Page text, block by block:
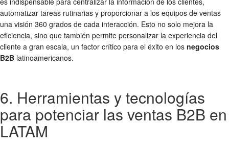
automatizar tareas rutinarias y proporcionar a los equipos de ventas
una visión 360 grados de cada interacción. Esto no solo mejora la
eficiencia, sino que también permite personalizar la experiencia del
cliente a gran escala, un factor crítico para el éxito en los negocios
B2B latinoamericanos.
6. Herramientas y tecnologías
para potenciar las ventas B2B en
LATAM